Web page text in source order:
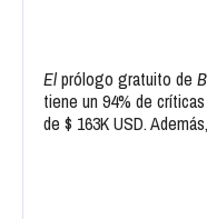
Elprólogo gratuito de
tiene un 94% de
de $ 163K USD.